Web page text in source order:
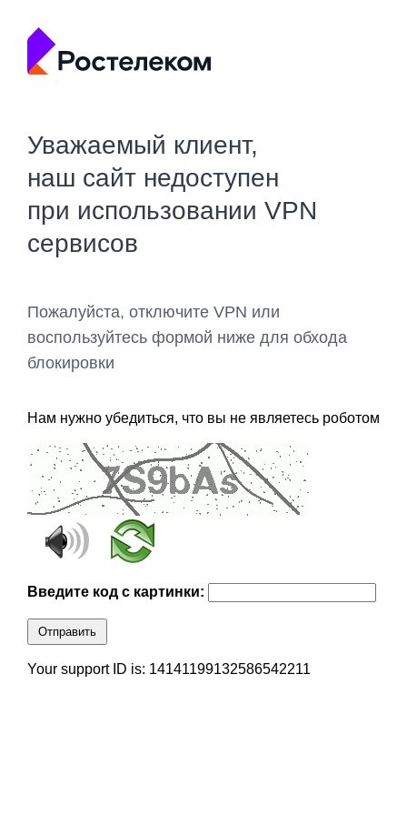
Уважаемый клиент,
наш сайт недоступен
при использовании VPN
сервисов
Пожалуйста, отключите VPN или
воспользуйтесь формой ниже для обхода
блокировки
Нам нужно убедиться, что вы не являетесь роботом
Введите код с картинки:
Отправить
Your support ID is: 14141199132586542211